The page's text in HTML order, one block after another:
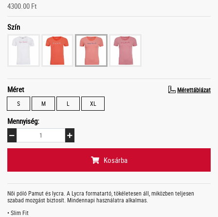
4300.00 Ft
Szín
Méret
Mérettáblázat
S
M L XL
Mennyiség:
Kosárba
Női póló Pamut és lycra. A Lycra formatartó, tökéletesen áll, miközben teljesen
szabad mozgást biztosít. Mindennapi használatra alkalmas.
• Slim Fit